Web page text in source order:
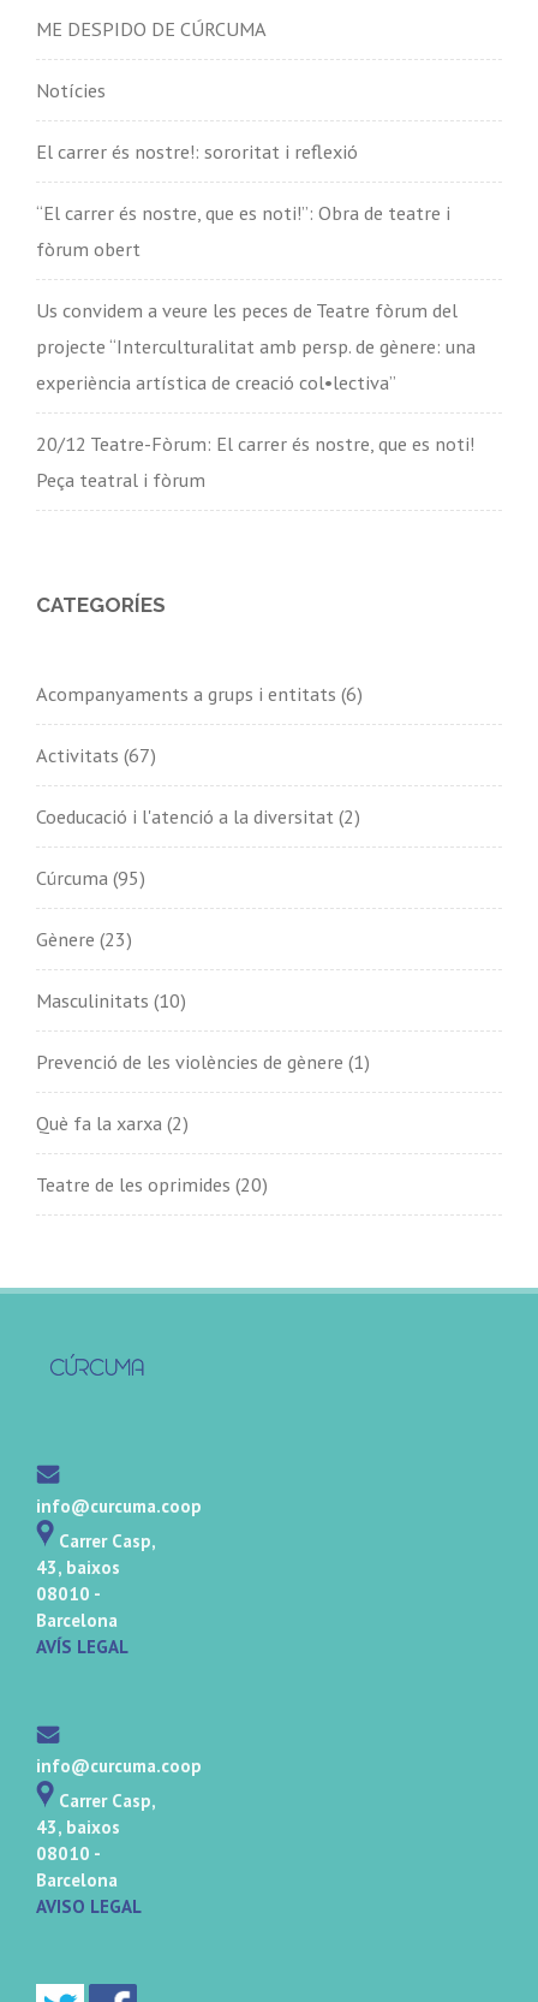
ME DESPIDO DE CÚRCUMA
Notícies
El carrer és nostre!: sororitat i reflexió
“El carrer és nostre, que es noti!”: Obra de teatre i
fòrum obert
Us convidem a veure les peces de Teatre fòrum del
projecte “Interculturalitat amb persp. de gènere: una
experiència artística de creació col•lectiva”
20/12 Teatre-Fòrum: El carrer és nostre, que es noti!
Peça teatral i fòrum
CATEGORÍES
Acompanyaments a grups i entitats (6)
Activitats (67)
Coeducació i l'atenció a la diversitat(2)
Cúrcuma(95)
Gènere (23)
Masculinitats (10)
Prevenció de les violències de gènere (1)
Què fa la xarxa(2)
Teatre de les oprimides (20)
info@curcuma.coop
Carrer Casp,
43, baixos
08010 -
Barcelona
AVÍS LEGAL
info@curcuma.coop
Carrer Casp,
43, baixos
08010 -
Barcelona
AVISO LEGAL